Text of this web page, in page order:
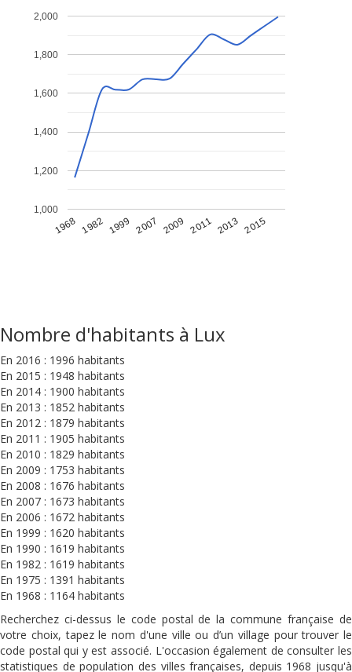
1968 1982 1999 2007 2009 2011 2013 2015
1,000
1,200
1,400
1,600
1,800
2,000
Nombre d'habitants à Lux
En 2016 : 1996 habitants
En 2015 : 1948 habitants
En 2014 : 1900 habitants
En 2013 : 1852 habitants
En 2012 : 1879 habitants
En 2011 : 1905 habitants
En 2010 : 1829 habitants
En 2009 : 1753 habitants
En 2008 : 1676 habitants
En 2007 : 1673 habitants
En 2006 : 1672 habitants
En 1999 : 1620 habitants
En 1990 : 1619 habitants
En 1982 : 1619 habitants
En 1975 : 1391 habitants
En 1968 : 1164 habitants
Recherchez ci-dessus le code postal de la commune française de
votre choix, tapez le nom d'une ville ou d’un village pour trouver le
code postal qui y est associé. L'occasion également de consulter les
statistiques de population des villes françaises, depuis 1968 jusqu'à